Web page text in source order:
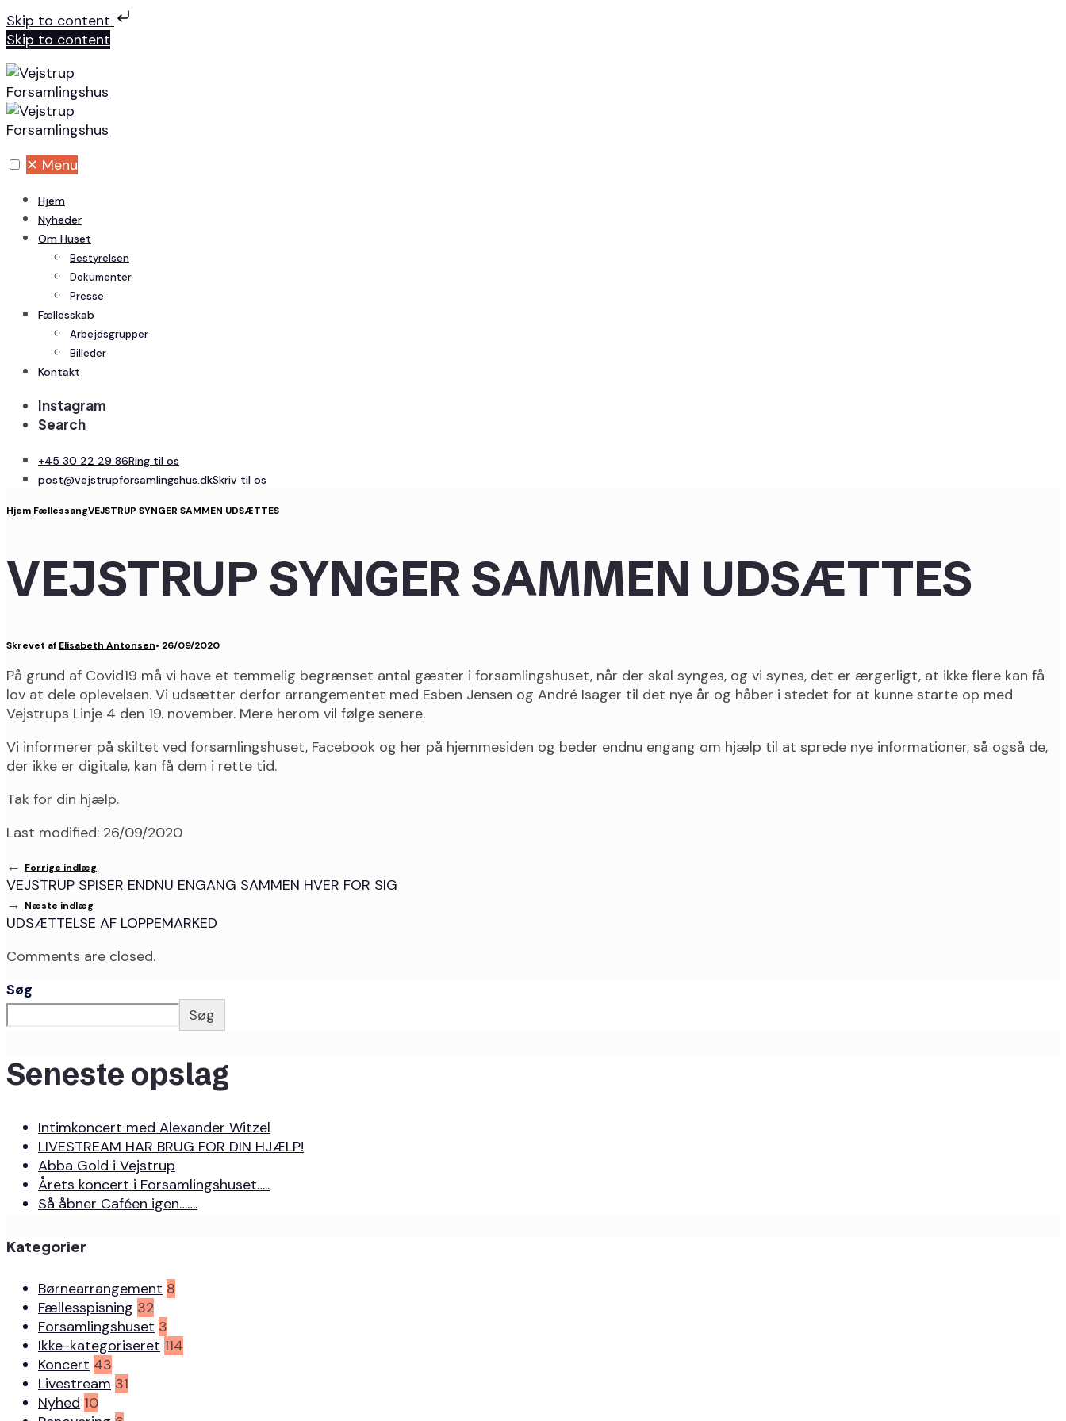
Skip to content
Skip to content
✕ Menu
Hjem
Nyheder
Om Huset
Bestyrelsen
Dokumenter
Presse
Fællesskab
Arbejdsgrupper
Billeder
Kontakt
Instagram
Search
+45 30 22 29 86Ring til os
post@vejstrupforsamlingshus.dkSkriv til os
Hjem FællessangVEJSTRUP SYNGER SAMMEN UDSÆTTES
VEJSTRUP SYNGER SAMMEN UDSÆTTES
Skrevet af Elisabeth Antonsen• 26/09/2020
På grund af Covid19 må vi have et temmelig begrænset antal gæster i forsamlingshuset, når der skal synges, og vi synes, det er ærgerligt, at ikke flere kan få
lov at dele oplevelsen. Vi udsætter derfor arrangementet med Esben Jensen og André Isager til det nye år og håber i stedet for at kunne starte op med
Vejstrups Linje 4 den 19. november. Mere herom vil følge senere.
Vi informerer på skiltet ved forsamlingshuset, Facebook og her på hjemmesiden og beder endnu engang om hjælp til at sprede nye informationer, så også de,
der ikke er digitale, kan få dem i rette tid.
Tak for din hjælp.
Last modified: 26/09/2020
← Forrige indlæg
VEJSTRUP SPISER ENDNU ENGANG SAMMEN HVER FOR SIG
→ Næste indlæg
UDSÆTTELSE AF LOPPEMARKED
Comments are closed.
Søg
Søg
Seneste opslag
Intimkoncert med Alexander Witzel
LIVESTREAM HAR BRUG FOR DIN HJÆLP!
Abba Gold i Vejstrup
Årets koncert i Forsamlingshuset…..
Så åbner Caféen igen…….
Kategorier
Børnearrangement 8
Fællesspisning 32
Forsamlingshuset 3
Ikke-kategoriseret 114
Koncert 43
Livestream 31
Nyhed 10